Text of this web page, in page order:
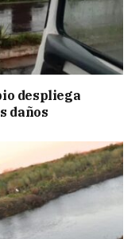
despliega
daños